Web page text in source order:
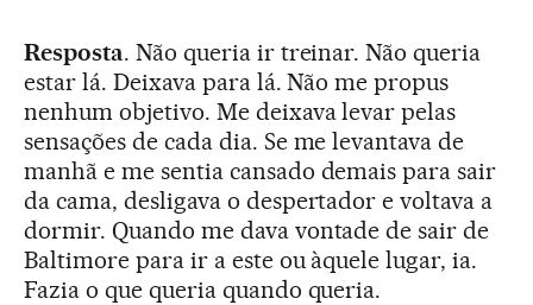
Resposta. Não queria ir treinar. Não queria
estar lá. Deixava para lá. Não me propus
nenhum objetivo. Me deixava levar pelas
sensações de cada dia. Se me levantava de
manhã e me sentia cansado demais para sair
da cama, desligava o despertador e voltava a
dormir. Quando me dava vontade de sair de
Baltimore para ir a este ou àquele lugar, ia.
Fazia o que queria quando queria.